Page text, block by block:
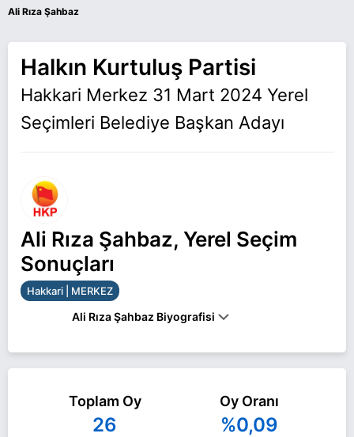
Ali Rıza Şahbaz
Halkın Kurtuluş Partisi
Hakkari Merkez 31 Mart 2024 Yerel
Seçimleri Belediye Başkan Adayı
Ali Rıza Şahbaz, Yerel Seçim
Sonuçları
Hakkari | MERKEZ
Ali Rıza Şahbaz Biyografisi
adayı olarak HKP ile 31 Mart 2024 yerel
seçimlerinde yarışıyor. Ali Rıza Şahbaz ile ilgili
daha fazla bilgi için
Ali Rıza Şahbaz Haberleri
Toplam Oy
26
Oy Oranı
%0,09